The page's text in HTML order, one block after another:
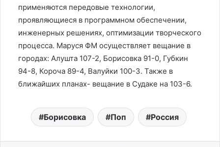
применяются передовые технологии,
проявляющиеся в программном обеспечении,
инженерных решениях, оптимизации творческого
процесса. Маруся ФМ осуществляет вещание в
городах: Алушта 107-2, Борисовка 91-0, Губкин
94-8, Короча 89-4, Валуйки 100-3. Также в
ближайших планах- вещание в Судаке на 103-6.
Борисовка Поп Россия